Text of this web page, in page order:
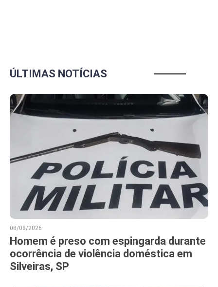
ÚLTIMAS NOTÍCIAS
08/08/2026
Homem é preso com espingarda durante
ocorrência de violência doméstica em
Silveiras, SP